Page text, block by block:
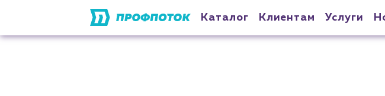
Каталог Клиентам Услуги